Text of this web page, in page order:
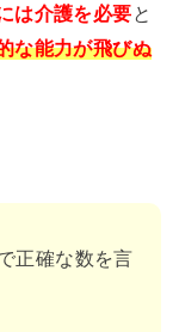
は介護を必要と
な能力が飛びぬ
正確な数を言